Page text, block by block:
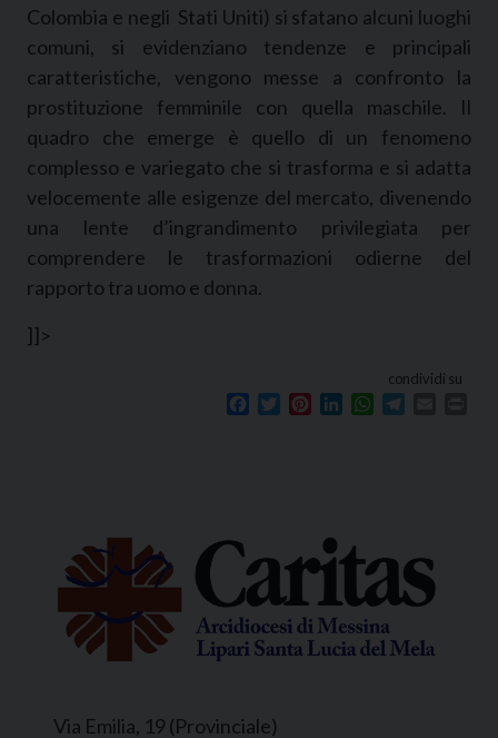
Colombia e negli Stati Uniti) si sfatano alcuni luoghi
comuni, si evidenziano tendenze e principali
caratteristiche, vengono messe a confronto la
prostituzione femminile con quella maschile. Il
quadro che emerge è quello di un fenomeno
complesso e variegato che si trasforma e si adatta
velocemente alle esigenze del mercato, divenendo
una lente d’ingrandimento privilegiata per
comprendere le trasformazioni odierne del
rapporto tra uomo e donna.
]]>
condividi su
Facebook
TwitterPinterestLinkedInWhatsApp
Via Emilia, 19 (Provinciale)